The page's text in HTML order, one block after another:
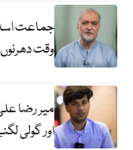
وقت
میر رضا
اور گولی